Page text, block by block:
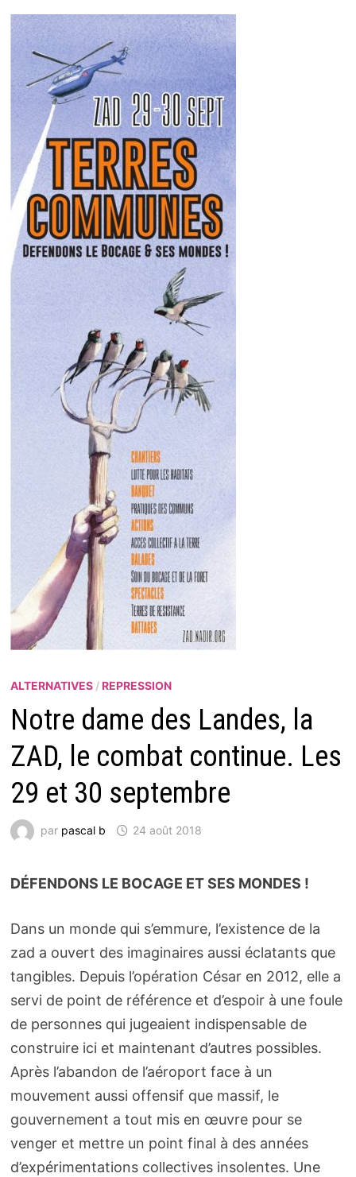
ALTERNATIVES/ REPRESSION
Notre dame des Landes, la
ZAD, le combat continue. Les
29 et 30 septembre
par pascal b 24 août 2018
DÉFENDONS LE BOCAGE ET SES MONDES !
Dans un monde qui s’emmure, l’existence de la
zad a ouvert des imaginaires aussi éclatants que
tangibles. Depuis l’opération César en 2012, elle a
servi de point de référence et d’espoir à une foule
de personnes qui jugeaient indispensable de
construire ici et maintenant d’autres possibles.
Après l’abandon de l’aéroport face à un
mouvement aussi offensif que massif, le
gouvernement a tout mis en œuvre pour se
venger et mettre un point final à des années
d’expérimentations collectives insolentes. Une